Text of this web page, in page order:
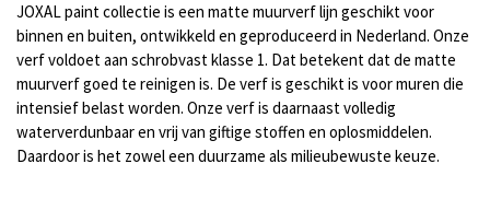
JOXAL paint collectie is een matte muurverf lijn geschikt voor
binnen en buiten, ontwikkeld en geproduceerd in Nederland. Onze
verf voldoet aan schrobvast klasse 1. Dat betekent dat de matte
muurverf goed te reinigen is. De verf is geschikt is voor muren die
intensief belast worden. Onze verf is daarnaast volledig
waterverdunbaar en vrij van giftige stoffen en oplosmiddelen.
Daardoor is het zowel een duurzame als milieubewuste keuze.